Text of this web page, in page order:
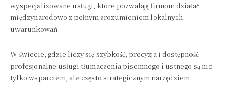
wyspecjalizowane usługi, które pozwalają firmom działać
międzynarodowo z pełnym zrozumieniem lokalnych
uwarunkowań.
W świecie, gdzie liczy się szybkość, precyzja i dostępność –
profesjonalne usługi tłumaczenia pisemnego i ustnego są nie
tylko wsparciem, ale często strategicznym narzędziem